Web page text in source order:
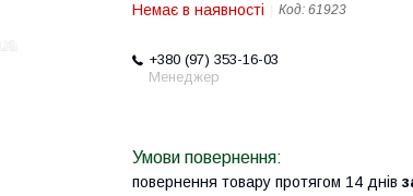
Немає в наявності Код: 61923
+380 (97) 353-16-03
Менеджер
повернення товару протягом 14 днів